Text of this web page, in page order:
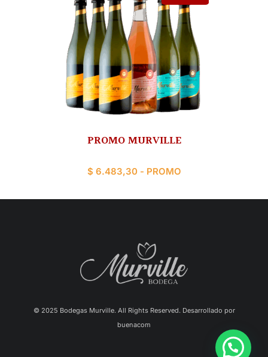
PROMO MURVILLE
$ 6.483,30 - PROMO
© 2025 Bodegas Murville. All Rights Reserved. Desarrollado por
buenacom